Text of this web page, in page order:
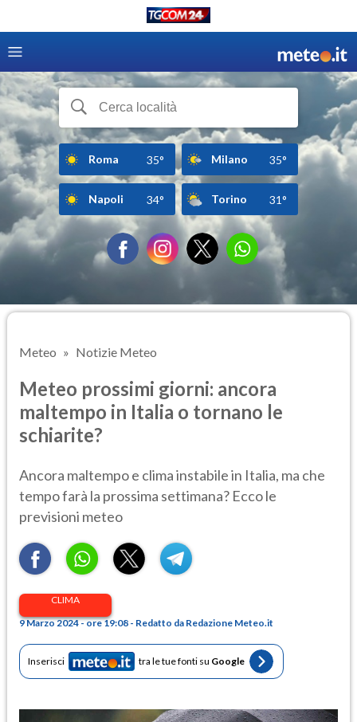
Roma 35° Milano 35°
Napoli 34° Torino 31°
Meteo Notizie Meteo
Meteo prossimi giorni: ancora
maltempo in Italia o tornano le
schiarite?
Ancora maltempo e clima instabile in Italia, ma che
tempo farà la prossima settimana? Ecco le
previsioni meteo
CLIMA
9 Marzo 2024 - ore 19:08 - Redatto da Redazione Meteo.it
Inserisci tra le tue fonti su Google